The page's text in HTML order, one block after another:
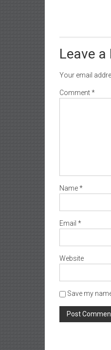
Leave a
Your email
Comment*
Name*
Email *
Website
Save my